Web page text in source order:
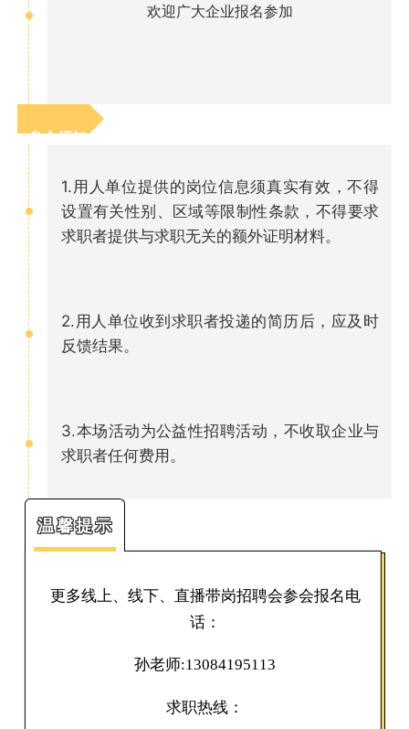
欢迎广大企业报名参加
参会须知
1.用人单位提供的岗位信息须真实有效，不得
设置有关性别、区域等限制性条款，不得要求
求职者提供与求职无关的额外证明材料。
2.用人单位收到求职者投递的简历后，应及时
反馈结果。
3.本场活动为公益性招聘活动，不收取企业与
求职者任何费用。
温馨提示
更多线上、线下、直播带岗招聘会参会报名电
话：
孙老师:13084195113
求职热线：